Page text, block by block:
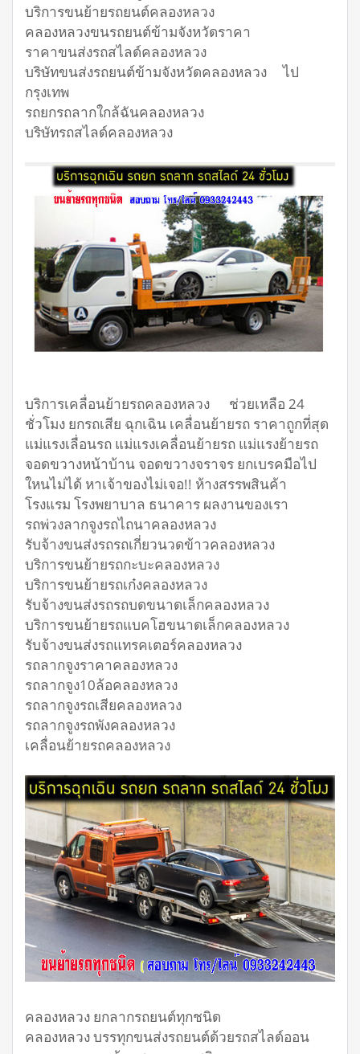
บริการขนย้ายรถยนต์คลองหลวง
คลองหลวงขนรถยนต์ข้ามจังหวัดราคา
ราคาขนส่งรถสไลด์คลองหลวง
บริษัทขนส่งรถยนต์ข้ามจังหวัดคลองหลวง ไป
กรุงเทพ
รถยกรถลากใกล้ฉันคลองหลวง
บริษัทรถสไลด์คลองหลวง
บริการเคลื่อนย้ายรถคลองหลวง ช่วยเหลือ 24
ชั่วโมง ยกรถเสีย ฉุกเฉิน เคลื่อนย้ายรถ ราคาถูกที่สุด
แม่แรงเลื่อนรถ แม่แรงเคลื่อนย้ายรถ แม่แรงย้ายรถ
จอดขวางหน้าบ้าน จอดขวางจราจร ยกเบรคมือไป
ใหนไม่ได้ หาเจ้าของไม่เจอ!! ห้างสรรพสินค้า
โรงแรม โรงพยาบาล ธนาคาร ผลงานของเรา
รถพ่วงลากจูงรถไถนาคลองหลวง
รับจ้างขนส่งรถรถเกี่ยวนวดข้าวคลองหลวง
บริการขนย้ายรถกะบะคลองหลวง
บริการขนย้ายรถเก๋งคลองหลวง
รับจ้างขนส่งรถรถบดขนาดเล็กคลองหลวง
บริการขนย้ายรถแบคโฮขนาดเล็กคลองหลวง
รับจ้างขนส่งรถแทรคเตอร์คลองหลวง
รถลากจูงราคาคลองหลวง
รถลากจูง10ล้อคลองหลวง
รถลากจูงรถเสียคลองหลวง
รถลากจูงรถพังคลองหลวง
เคลื่อนย้ายรถคลองหลวง
คลองหลวง ยกลากรถยนต์ทุกชนิด
คลองหลวง บรรทุกขนส่งรถยนต์ด้วยรถสไลด์ออน